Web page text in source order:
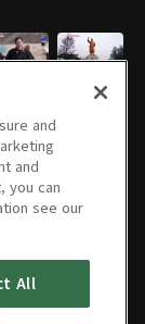
551회
회 545회
and
and
you can
see our
All